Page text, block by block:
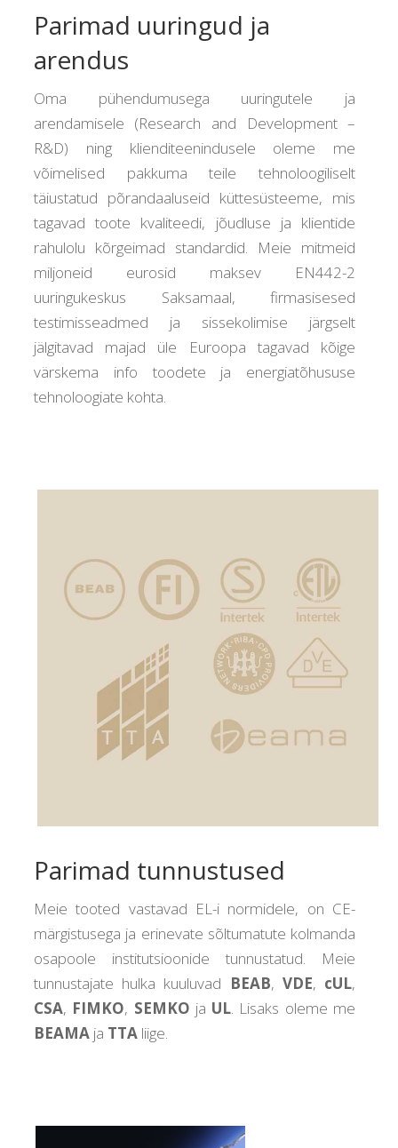
Parimad uuringud ja
arendus
Oma pühendumusega uuringutele ja
arendamisele (Research and Development –
R&D) ning klienditeenindusele oleme me
võimelised pakkuma teile tehnoloogiliselt
täiustatud põrandaaluseid küttesüsteeme, mis
tagavad toote kvaliteedi, jõudluse ja klientide
rahulolu kõrgeimad standardid. Meie mitmeid
miljoneid eurosid maksev EN442-2
uuringukeskus Saksamaal, firmasisesed
testimisseadmed ja sissekolimise järgselt
jälgitavad majad üle Euroopa tagavad kõige
värskema info toodete ja energiatõhususe
tehnoloogiate kohta.
Parimad tunnustused
Meie tooted vastavad EL-i normidele, on CE-
märgistusega ja erinevate sõltumatute kolmanda
osapoole institutsioonide tunnustatud. Meie
tunnustajate hulka kuuluvad BEAB, VDE, cUL,
CSA, FIMKO, SEMKO ja UL. Lisaks oleme me
BEAMAja TTAliige.